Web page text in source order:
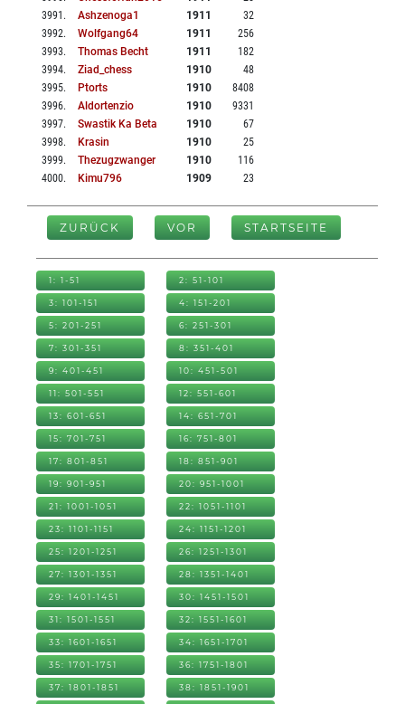
3991 . Ashzenoga1 1911
32
3992. Wolfgang64 1911
256
3993. Thomas Becht 1911
182
3994. Ziad_chess 1910
48
3995. Ptorts 1910
8408
3996. Aldortenzio 1910
9331
3997. Swastik Ka Beta 1910
67
3998. Krasin 1910
25
3999. Thezugzwanger 1910
116
4000. Kimu796 1909 23
ZURÜCK VOR STARTSEITE
1: 1-51 2: 51-101
3: 101-151 4: 151-201
5: 201-251 6: 251-301
7: 301-351 8: 351-401
9: 401-451 10: 451-501
11: 501-551 12: 551-601
13: 601-651 14: 651-701
15: 701-751 16: 751-801
17: 801-851 18: 851-901
19: 901-951 20: 951-1001
21: 1001-1051 22: 1051-1101
23: 1101-1151 24: 1151-1201
25: 1201-1251 26: 1251-1301
27: 1301-1351 28: 1351-1401
29: 1401-1451 30: 1451-1501
31: 1501-1551 32: 1551-1601
33: 1601-1651 34: 1651-1701
35: 1701-1751 36: 1751-1801
37: 1801-1851 38: 1851-1901